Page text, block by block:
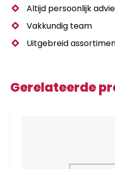
Altijd persoonlijk
Vakkundig team
Uitgebreid
Gerelateerde